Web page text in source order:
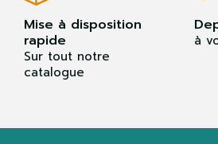
Mise à disposition
rapide
Sur tout notre
catalogue
à